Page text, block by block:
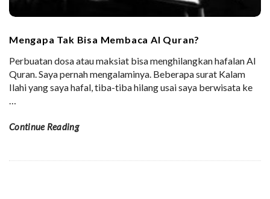
Mengapa Tak Bisa Membaca Al Quran?
Perbuatan dosa atau maksiat bisa menghilangkan hafalan Al
Quran. Saya pernah mengalaminya. Beberapa surat Kalam
Ilahi yang saya hafal, tiba-tiba hilang usai saya berwisata ke
…
Continue Reading